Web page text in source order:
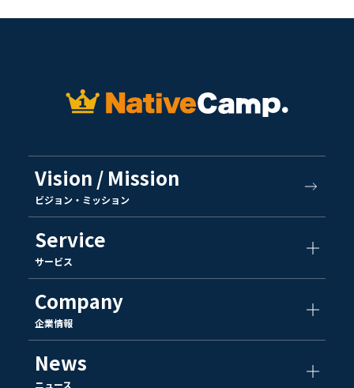
Vision / Mission
ビジョン・ミッション
Service
サービス
Company
企業情報
News
ニュース